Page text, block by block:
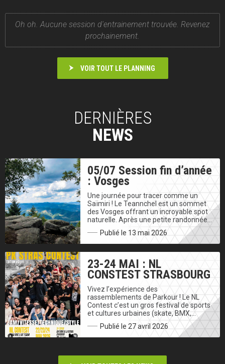
Oh oh. Aucune session d'entrainement trouvée. Revenez
prochainement.
VOIR TOUT LE PLANNING
DERNIÈRES
NEWS
05/07 Session fin d’année
: Vosges
Une journée pour tracer comme un
Saïmiri ! Le Teannchel est un sommet
des Vosges offrant un incroyable spot
naturelle. Après une petite randonnée…
Publié le 13 mai 2026
23-24 MAI : NL
CONSTEST STRASBOURG
Vivez l’expérience des
rassemblements de Parkour ! Le NL
Contest c’est un gros festival de sports
et cultures urbaines (skate, BMX,…
Publié le 27 avril 2026